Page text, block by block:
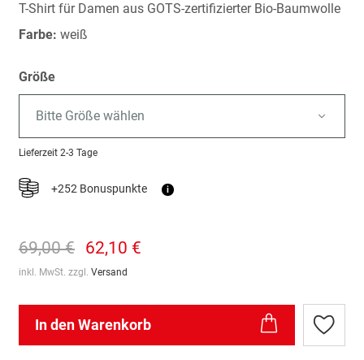
springen
T-Shirt für Damen aus GOTS-zertifizierter Bio-Baumwolle
Farbe: weiß
Größe
Bitte Größe wählen
Lieferzeit 2-3 Tage
+252 Bonuspunkte i
69,00 € 62,10 €
inkl. MwSt. zzgl. Versand
In den Warenkorb
Zur